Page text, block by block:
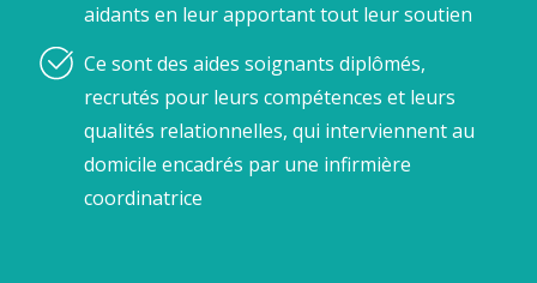
aidants en leur apportant tout leur soutien
Ce sont des aides soignants diplômés,
recrutés pour leurs compétences et leurs
qualités relationnelles, qui interviennent au
domicile encadrés par une infirmière
coordinatrice